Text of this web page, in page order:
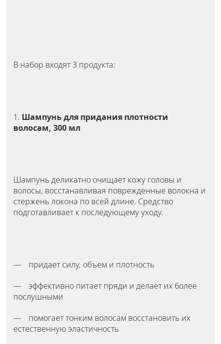
В набор входят 3 продукта:
1. Шампунь для придания плотности
волосам, 300 мл
Шампунь деликатно очищает кожу головы и
волосы, восстанавливая поврежденные волокна и
стержень локона по всей длине. Средство
подготавливает к последующему уходу.
придает силу, объем и плотность
эффективно питает пряди и делает их более
послушными
помогает тонким волосам восстановить их
естественную эластичность